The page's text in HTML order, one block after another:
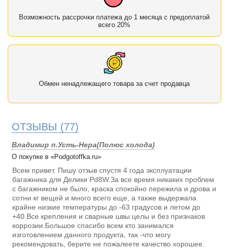
Возможность рассрочки платежа до 1 месяца с предоплатой
всего 20%
Обмен ненадлежащего товара за счет продавца
ОТЗЫВЫ (77)
Владимир п.Усть-Нера(Полюс холода)
О покупке в «Podgotoffka.ru»
Всем привет. Пишу отзыв спустя 4 года эксплуатации
багажника для Делики Pd8W.За все время никаких проблем
с багажником не было, краска спокойно пережила и дрова и
сотни кг вещей и много всего еще, а также выдержала
крайне низкие температуры до -63 градусов и летом до
+40.Все крепления и сварные швы целы и без признаков
коррозии.Большое спасибо всем кто занимался
изготовлением данного продукта, так -что могу
рекомендовать, берите не пожалеете качество хорошее.